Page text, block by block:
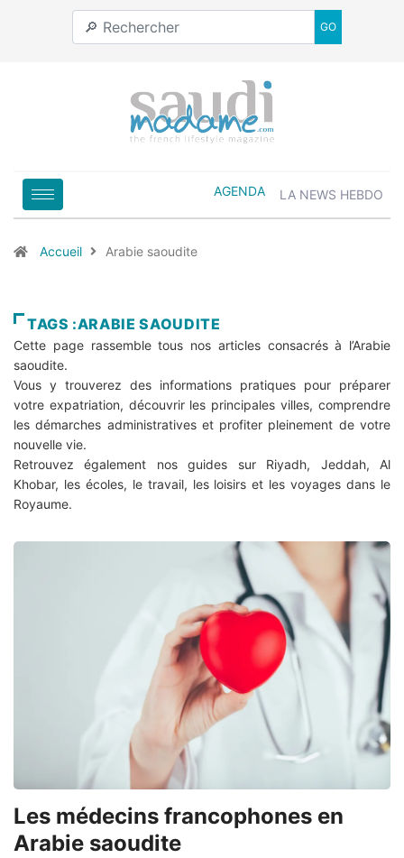
GO
AGENDA LA NEWS HEBDO
Accueil Arabie saoudite
TAGS :ARABIE SAOUDITE
Cette page rassemble tous nos articles consacrés à l’Arabie
saoudite.
Vous y trouverez des informations pratiques pour préparer
votre expatriation, découvrir les principales villes, comprendre
les démarches administratives et profiter pleinement de votre
nouvelle vie.
Retrouvez également nos guides sur Riyadh, Jeddah, Al
Khobar, les écoles, le travail, les loisirs et les voyages dans le
Royaume.
Les médecins francophones en
Arabie saoudite